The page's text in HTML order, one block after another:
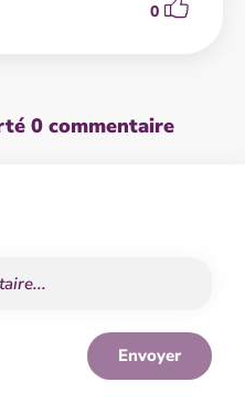
0
0 commentaire
Envoyer